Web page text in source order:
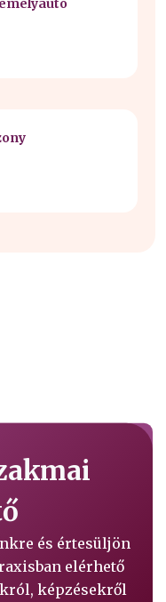
és értesüljön
elérhető
képzésekről